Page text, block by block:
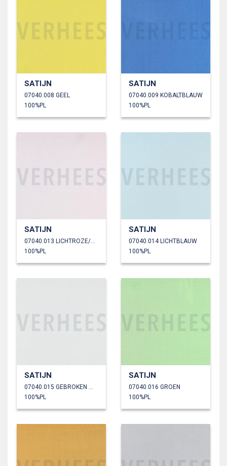
SATIJN
07040.008 GEEL
100%PL
SATIJN
07040.009 KOBALTBLAUW
100%PL
SATIJN
07040.013 LICHTROZE/OUDROZE
100%PL
SATIJN
07040.014 LICHTBLAUW
100%PL
SATIJN
07040.015 GEBROKEN WIT
100%PL
SATIJN
07040.016 GROEN
100%PL